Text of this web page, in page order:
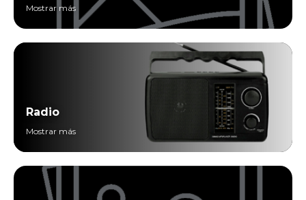
Mostrar más
Radio
Mostrar más